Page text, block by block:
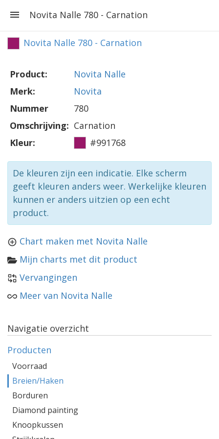
Novita Nalle 780 - Carnation
Novita Nalle 780 - Carnation
Product:
Novita Nalle
Merk:
Novita
Nummer
780
Omschrijving: Carnation
Kleur:
#991768
De kleuren zijn een indicatie. Elke scherm
geeft kleuren anders weer. Werkelijke kleuren
kunnen er anders uitzien op een echt
product.
Chart maken met Novita Nalle
Mijn charts met dit product
Vervangingen
Meer van Novita Nalle
Navigatie overzicht
Producten
Voorraad
Breien/Haken
Borduren
Diamond painting
Knoopkussen